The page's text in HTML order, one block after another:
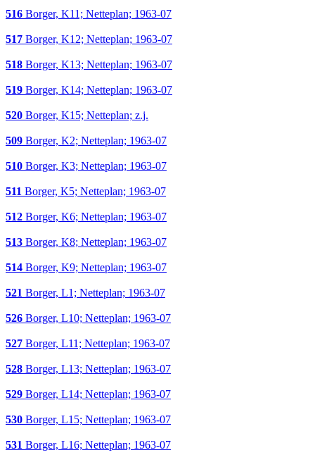
516 Borger, K11; Netteplan; 1963-07
517 Borger, K12; Netteplan; 1963-07
518 Borger, K13; Netteplan; 1963-07
519 Borger, K14; Netteplan; 1963-07
520 Borger, K15; Netteplan; z.j.
509 Borger, K2; Netteplan; 1963-07
510 Borger, K3; Netteplan; 1963-07
511 Borger, K5; Netteplan; 1963-07
512 Borger, K6; Netteplan; 1963-07
513 Borger, K8; Netteplan; 1963-07
514 Borger, K9; Netteplan; 1963-07
521 Borger, L1; Netteplan; 1963-07
526 Borger, L10; Netteplan; 1963-07
527 Borger, L11; Netteplan; 1963-07
528 Borger, L13; Netteplan; 1963-07
529 Borger, L14; Netteplan; 1963-07
530 Borger, L15; Netteplan; 1963-07
531 Borger, L16; Netteplan; 1963-07